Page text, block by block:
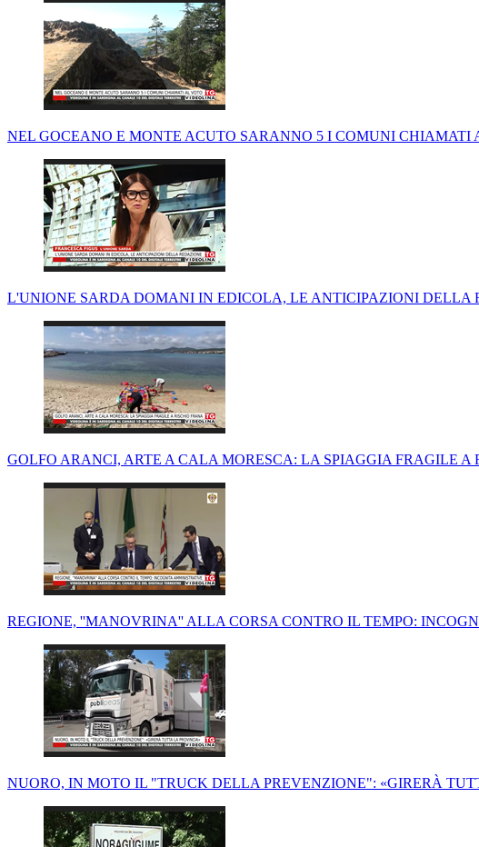
NEL GOCEANO E MONTE ACUTO SARANNO 5 I COMUNI CHIAMATI
L'UNIONE SARDA DOMANI IN EDICOLA, LE ANTICIPAZIONI DELLA
GOLFO ARANCI, ARTE A CALA MORESCA: LA SPIAGGIA FRAGILE A
REGIONE, ''MANOVRINA'' ALLA CORSA CONTRO IL TEMPO:
NUORO, IN MOTO IL "TRUCK DELLA PREVENZIONE": «GIRERÀ